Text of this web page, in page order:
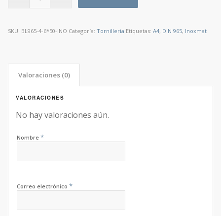
SKU: BL965-4-6*50-INO Categoría: Tornilleria Etiquetas: A4, DIN 965, Inoxmat
Valoraciones (0)
VALORACIONES
No hay valoraciones aún.
Nombre *
Correo electrónico *